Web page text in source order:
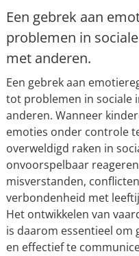
Een gebrek aan
problemen in
met anderen.
Een gebrek aan
tot problemen in sociale
anderen. Wanneer
emoties onder controle
overweldigd raken in
onvoorspelbaar
misverstanden,
verbondenheid met
Het ontwikkelen van
is daarom essentieel om
en effectief te